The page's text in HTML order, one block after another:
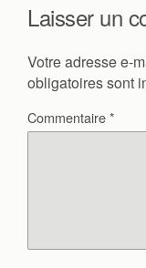
Laisser un
Votre adresse e-
obligatoires sont
Commentaire*